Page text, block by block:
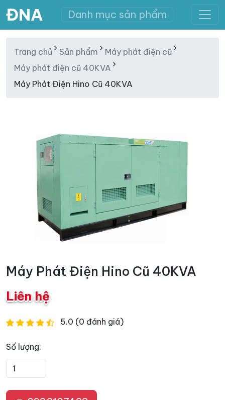
ĐNA Danh mục sản phẩm
Trang chủ Sản phẩm
Máy phát điện cũ
Máy phát điện cũ 40KVA
Máy Phát Điện Hino Cũ 40KVA
Máy Phát Điện Hino Cũ 40KVA
Liên hệ
5.0 (0 đánh giá)
Số lượng: